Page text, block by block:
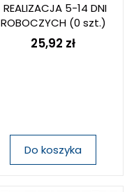
REALIZACJA 5-14 DNI
ROBOCZYCH(0 szt.)
25,92 zł
Do koszyka